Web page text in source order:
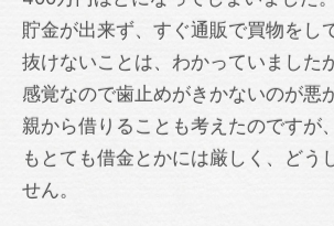
貯金が出来ず、すぐ通販で買物をし
抜けないことは、わかっていました
感覚なので歯止めがきかないのが悪
親から借りることも考えたのですが
もとても借金とかには厳しく、どう
せん。